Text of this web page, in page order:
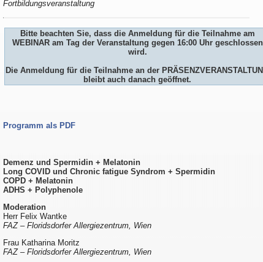
Fortbildungsveranstaltung
Bitte beachten Sie, dass die Anmeldung für die Teilnahme am
WEBINAR am Tag der Veranstaltung gegen 16:00 Uhr geschlossen
wird.
Die Anmeldung für die Teilnahme an der
bleibt auch danach geöffnet.
Programm als PDF
Demenz und Spermidin + Melatonin
Long COVID und Chronic fatigue Syndrom + Spermidin
COPD + Melatonin
ADHS + Polyphenole
Moderation
Herr Felix Wantke
FAZ – Floridsdorfer Allergiezentrum, Wien
Frau Katharina Moritz
FAZ – Floridsdorfer Allergiezentrum, Wien